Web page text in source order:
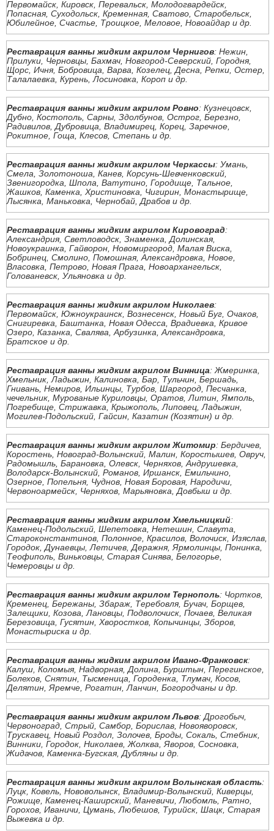
Первомайск, Кировск, Перевальск, Молодогвардейск,
Попасная, Суходольск, Кременная, Сватово, Старобельск,
Юбилейное, Счастье, Троицкое, Меловое, Новоайдар и др.
Реставрация ванны жидким акрилом Чернигов: Нежин,
Прилуки, Черновцы, Бахмач, Новгород-Северский, Городня,
Щорс, Ичня, Бобровица, Варва, Козелец, Десна, Репки, Остер,
Талалаевка, Курень, Лосиновка, Короп и др.
Реставрация ванны жидким акрилом Ровно: Кузнецовск,
Дубно, Костополь, Сарны, Здолбунов, Острог, Березно,
Радивилов, Дубровица, Владимирец, Корец, Заречное,
Рокитное, Гоща, Клесов, Степань и др.
Реставрация ванны жидким акрилом Черкассы: Умань,
Смела, Золотоноша, Канев, Корсунь-Шевченковский,
Звенигородка, Шпола, Ватутино, Городище, Тальное,
Жашков, Каменка, Христиновка, Чигирин, Монастырище,
Лысянка, Маньковка, Чернобай, Драбов и др.
Реставрация ванны жидким акрилом Кировоград:
Александрия, Светловодск, Знаменка, Долинская,
Новоукраинка, Гайворон, Новомиргород, Малая Виска,
Бобринец, Смолино, Помошная, Александровка, Новое,
Власовка, Петрово, Новая Прага, Новоархангельск,
Голованевск, Ульяновка и др.
Реставрация ванны жидким акрилом Николаев:
Первомайск, Южноукраинск, Вознесенск, Новый Буг, Очаков,
Снигиревка, Баштанка, Новая Одесса, Врадиевка, Кривое
Озеро, Казанка, Свалява, Арбузинка, Александровка,
Братское и др.
Реставрация ванны жидким акрилом Винница: Жмеринка,
Хмельник, Ладыжин, Калиновка, Бар, Тульчин, Бершадь,
Гнивань, Немиров, Ильинцы, Турбов, Шаргород, Песчанка,
чечельник, Мурованые Куриловцы, Оратов, Литин, Ямполь,
Погребище, Стрижавка, Крыжополь, Липовец, Ладыжин,
Могилев-Подольский, Гайсин, Казатин (Козятин) и др.
Реставрация ванны жидким акрилом Житомир: Бердичев,
Коростень, Новоград-Волынский, Малин, Коростышев, Овруч,
Радомышль, Барановка, Олевск, Черняхов, Андрушевка,
Володарск-Волынский, Романов, Иршанск, Емильчино,
Озерное, Попельня, Чуднов, Новая Боровая, Народичи,
Червоноармейск, Черняхов, Марьяновка, Довбыш и др.
Реставрация ванны жидким акрилом Хмельницкий:
Каменец-Подольский, Шепетовка, Нетешин, Славута,
Староконстантинов, Полонное, Красилов, Волочиск, Изяслав,
Городок, Дунаевцы, Летичев, Деражня, Ярмолинцы, Понинка,
Теофиполь, Виньковцы, Старая Синява, Белогорье,
Чемеровцы и др.
Реставрация ванны жидким акрилом Тернополь: Чортков,
Кременец, Бережаны, Збараж, Теребовля, Бучач, Борщев,
Залещики, Козова, Лановцы, Подволочиск, Почаев, Великая
Березовица, Гусятин, Хворостков, Копычинцы, Зборов,
Монастыриска и др.
Реставрация ванны жидким акрилом Ивано-Франковск:
Калуш, Коломыя, Надворная, Долина, Бурштын, Перегинское,
Болехов, Снятин, Тысменица, Городенка, Тлумач, Косов,
Делятин, Яремче, Рогатин, Ланчин, Богородчаны и др.
Реставрация ванны жидким акрилом Львов: Дрогобыч,
Червоноград, Стрый, Самбор, Борислав, Новояворовск,
Трускавец, Новый Роздол, Золочев, Броды, Сокаль, Стебник,
Винники, Городок, Николаев, Жолква, Яворов, Сосновка,
Жидачов, Каменка-Бугская, Дубляны и др.
Реставрация ванны жидким акрилом Волынская область:
Луцк, Ковель, Нововолынск, Владимир-Волынский, Киверцы,
Рожище, Каменец-Каширский, Маневичи, Любомль, Ратно,
Горохов, Иваничи, Цумань, Любешов, Турийск, Шацк, Старая
Выжевка и др.